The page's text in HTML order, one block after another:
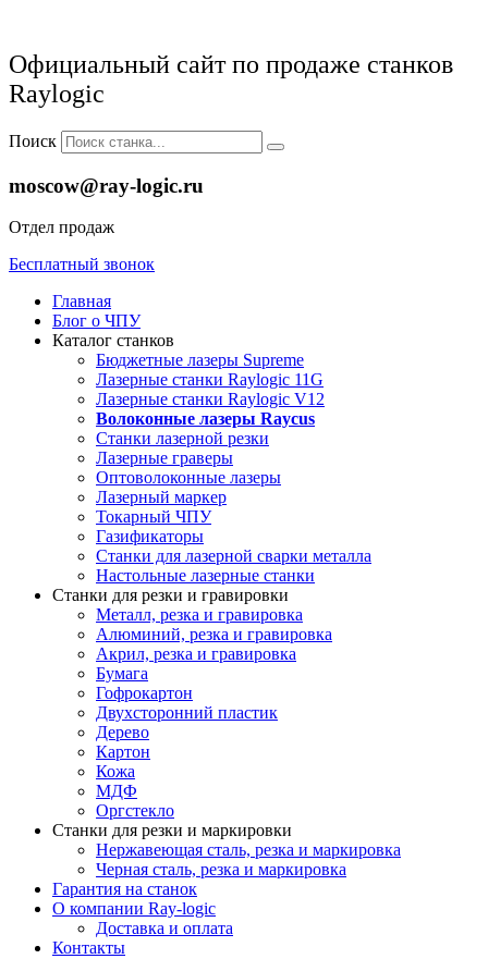
Официальный сайт по продаже станков
Raylogic
Поиск
moscow@ray-logic.ru
Отдел продаж
Бесплатный звонок
Главная
Блог о ЧПУ
Каталог станков
Бюджетные лазеры Supreme
Лазерные станки Raylogic 11G
Лазерные станки Raylogic V12
Волоконные лазеры Raycus
Станки лазерной резки
Лазерные граверы
Оптоволоконные лазеры
Лазерный маркер
Токарный ЧПУ
Газификаторы
Cтанки для лазерной сварки металла
Настольные лазерные станки
Станки для резки и гравировки
Металл, резка и гравировка
Алюминий, резка и гравировка
Акрил, резка и гравировка
Бумага
Гофрокартон
Двухсторонний пластик
Дерево
Картон
Кожа
МДФ
Оргстекло
Станки для резки и маркировки
Нержавеющая сталь, резка и маркировка
Черная сталь, резка и маркировка
Гарантия на станок
О компании Ray-logic
Доставка и оплата
Контакты